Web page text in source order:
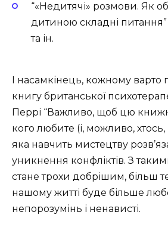
“«Недитячі» розмови. Як
дитиною складні
та ін.
І насамкінець, кожному
книгу британської
Перрі “Важливо, щоб цю
кого любите (і, можливо,
яка навчить мистецтву
уникнення конфліктів. З
стане трохи добрішим, більш
нашому житті буде більше
непорозумінь і ненависті.